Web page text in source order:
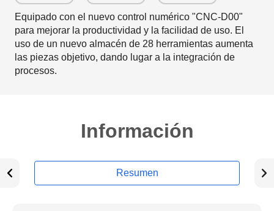
Equipado con el nuevo control numérico "CNC-D00"
para mejorar la productividad y la facilidad de uso. El
uso de un nuevo almacén de 28 herramientas aumenta
las piezas objetivo, dando lugar a la integración de
procesos.
Información
Resumen